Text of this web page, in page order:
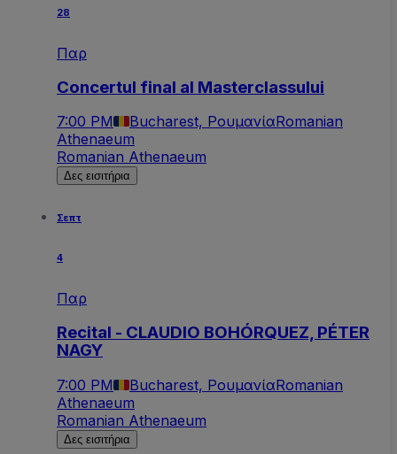
28
Παρ
Concertul final al Masterclassului
7:00 PM Bucharest, ΡουμανίαRomanian
Athenaeum
Romanian Athenaeum
Δες εισιτήρια
Σεπτ
4
Παρ
Recital - CLAUDIO BOHÓRQUEZ, PÉTER
NAGY
7:00 PM Bucharest, ΡουμανίαRomanian
Athenaeum
Romanian Athenaeum
Δες εισιτήρια